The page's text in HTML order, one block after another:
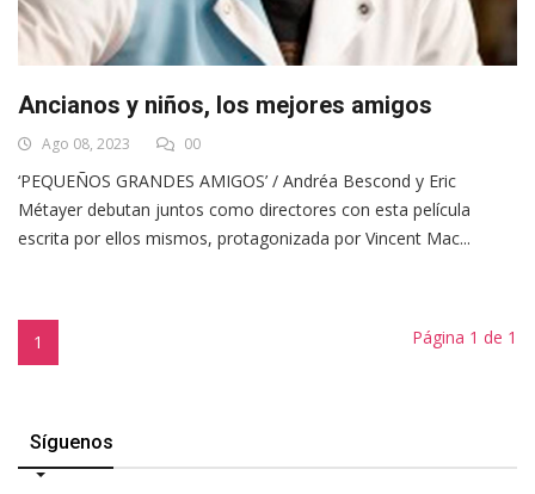
Ancianos y niños, los mejores amigos
Ago 08, 2023 00
‘PEQUEÑOS GRANDES AMIGOS’ / Andréa Bescond y Eric
Métayer debutan juntos como directores con esta película
escrita por ellos mismos, protagonizada por Vincent Mac...
1 Página 1 de 1
Síguenos